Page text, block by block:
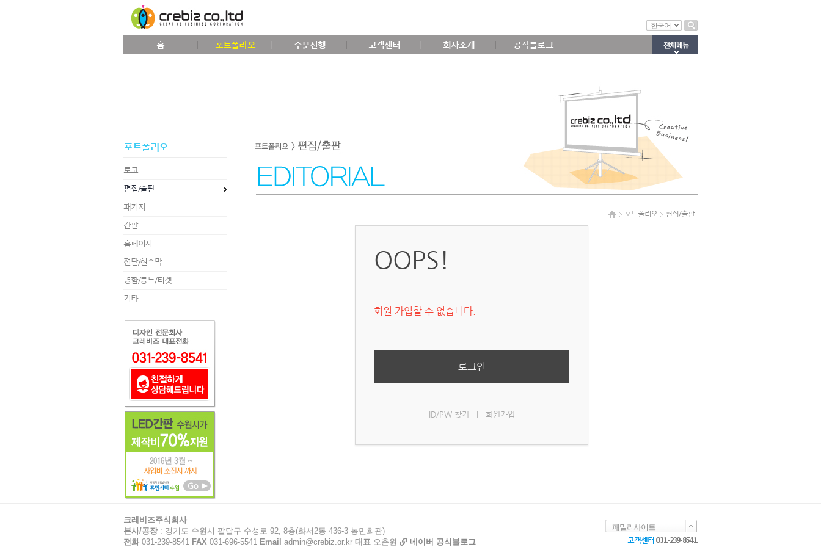
한국어
홈 포트폴리오 주문진행 고객센터 회사소개 공식블로그
포트폴리오
로고
편집/출판
패키지
간판
홈페이지
전단/현수막
명함/봉투/티켓
기타
포트폴리오 편집/출판
OOPS!
회원 가입할 수 없습니다.
로그인
ID/PW 찾기 회원가입
크레비즈주식회사
본사/공장 : 경기도 수원시 팔달구 수성로 92, 8층(화서2동 436-3 농민회관)
전화 031-239-8541 FAX 031-696-5541 Email admin@crebiz.or.kr 대표 오춘원 네이버 공식블로그
패밀리사이트
고객센터 031-239-8541